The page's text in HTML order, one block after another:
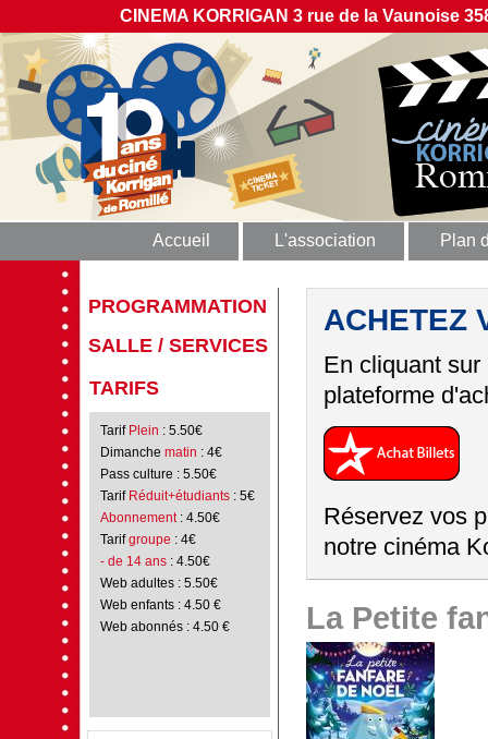
CINEMA KORRIGAN 3 rue de la Vaunoise
Accueil L'association Plan
PROGRAMMATION
SALLE / SERVICES
TARIFS
Tarif Plein : 5.50€
Dimanche matin : 4€
Pass culture : 5.50€
Tarif Réduit+étudiants : 5€
Abonnement: 4.50€
Tarifgroupe : 4€
- de 14 ans: 4.50€
Web adultes : 5.50€
Web enfants : 4.50 €
Web abonnés : 4.50 €
ACHETEZ
En cliquant
plateforme
Réservez vos
notre cinéma
La Petite